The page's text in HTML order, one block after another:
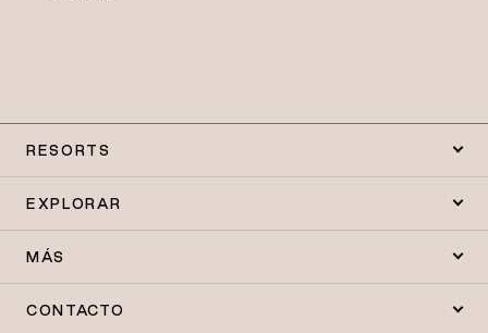
RESORTS
EXPLORAR
MÁS
CONTACTO